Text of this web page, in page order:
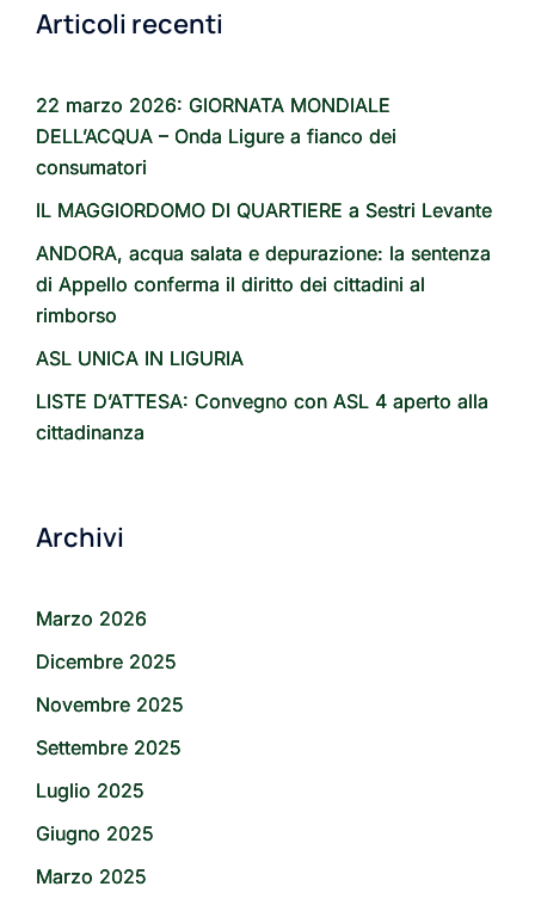
Articoli recenti
22 marzo 2026: GIORNATA MONDIALE
DELL’ACQUA – Onda Ligure a fianco dei
consumatori
IL MAGGIORDOMO DI QUARTIERE a Sestri Levante
ANDORA, acqua salata e depurazione: la sentenza
di Appello conferma il diritto dei cittadini al
rimborso
ASL UNICA IN LIGURIA
LISTE D’ATTESA: Convegno con ASL 4 aperto alla
cittadinanza
Archivi
Marzo 2026
Dicembre 2025
Novembre 2025
Settembre 2025
Luglio 2025
Giugno 2025
Marzo 2025